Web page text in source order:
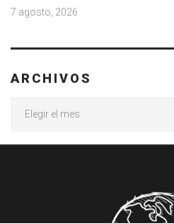
7 agosto, 2026
ARCHIVOS